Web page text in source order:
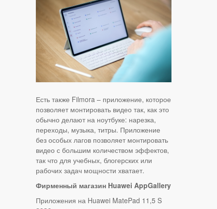
Есть также Filmora – приложение, которое
позволяет монтировать видео так, как это
обычно делают на ноутбуке: нарезка,
переходы, музыка, титры. Приложение
без особых лагов позволяет монтировать
видео с большим количеством эффектов,
так что для учебных, блогерских или
рабочих задач мощности хватает.
Фирменный магазин Huawei AppGallery
Приложения на Huawei MatePad 11,5 S